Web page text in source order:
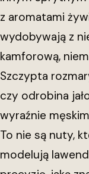
z aromatami
wydobywają z
kamforową,
Szczypta
czy odrobina
wyraźnie
To nie są nuty,
modelują